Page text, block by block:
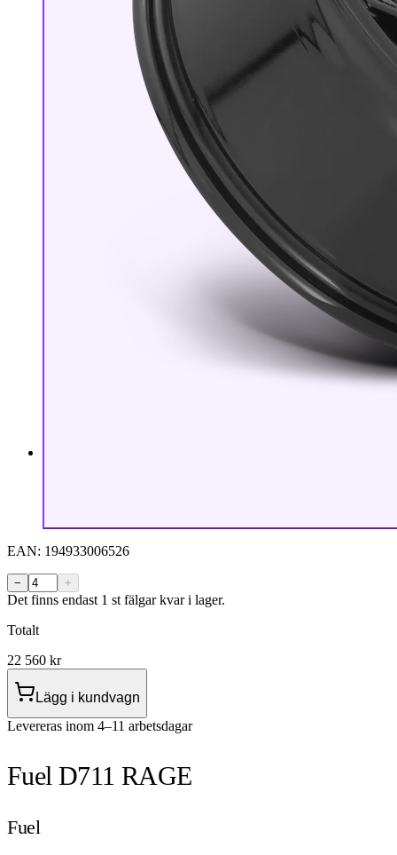
EAN: 194933006526
− +
Det finns endast 1 st fälgar kvar i lager.
Totalt
22 560 kr
Lägg i kundvagn
Levereras inom 4–11 arbetsdagar
Fuel D711 RAGE
Fuel